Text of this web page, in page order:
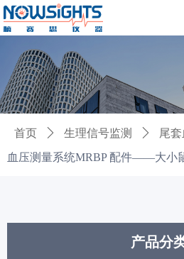
首页 ꄲ 生理信号监测 ꄲ 尾
血压测量系统MRBP 配件——大小
产品分